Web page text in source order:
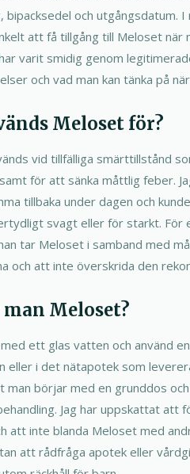
bipacksedel och utgångsdatum.
att få tillgång till Meloset när
varit smidig genom
och vad man kan tänka på
Meloset för?
vid tillfälliga smärttillstånd
för att sänka måttlig feber.
tillbaka under dagen och
svagt eller för starkt. För
tar Meloset i samband med
och att inte överskrida den
Meloset?
ett glas vatten och använd
eller i det nätapotek som
man börjar med en grunddos
Jag har uppskattat att
att inte blanda Meloset med
att rådfråga apotek eller